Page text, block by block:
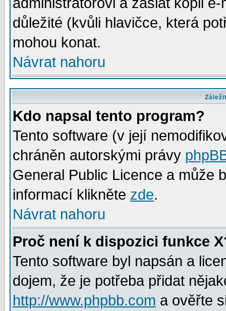
důležité (kvůli hlavičce, která
mohou konat.
Návrat nahoru
Kdo napsal tento program?
Tento software (v její
chráněn autorskými právy
General Public Licence a může
informací klikněte zde.
Návrat nahoru
Proč není k dispozici funkce
Tento software byl napsán a
dojem, že je potřeba přidat
http://www.phpbb.com a ověřte